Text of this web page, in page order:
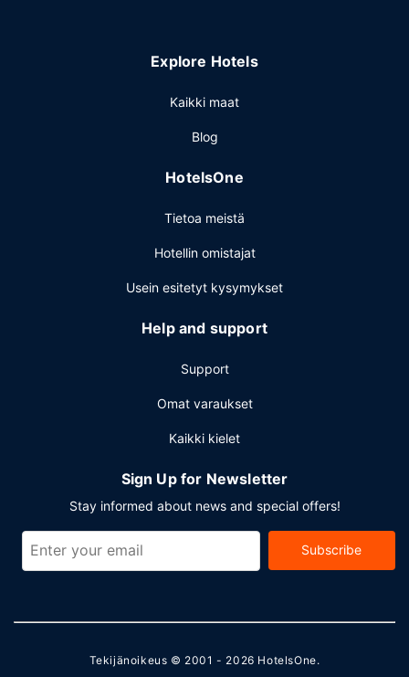
kuuluu ilmainen pysäköinti.Explore Hotels
Kaikki maat
Blog
HotelsOne
Tietoa meistä
Hotellin omistajat
Usein esitetyt kysymykset
Help and support
Support
Omat varaukset
Kaikki kielet
Sign Up for Newsletter
Stay informed about news and special offers!
Subscribe
Tekijänoikeus © 2001 - 2026 HotelsOne.